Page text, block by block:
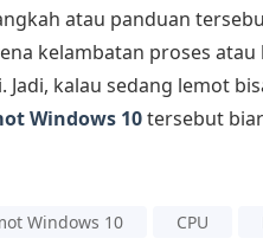
atau panduan
kelambatan proses
Jadi, kalau sedang lemot
Windows 10tersebut
Windows 10 CPU